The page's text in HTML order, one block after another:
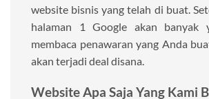
website bisnis yang telah di buat.
halaman 1 Google akan banyak
membaca penawaran yang Anda
akan terjadi deal disana.
Website Apa Saja Yang Kami